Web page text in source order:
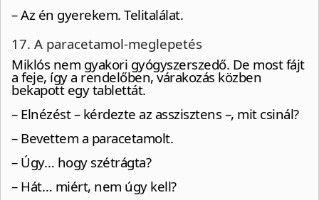
– Az én gyerekem. Telitalálat.
17. A paracetamol-meglepetés
Miklós nem gyakori gyógyszerszedő. De most fájt
a feje, így a rendelőben, várakozás közben
bekapott egy tablettát.
– Elnézést – kérdezte az asszisztens –, mit csinál?
– Bevettem a paracetamolt.
– Úgy… hogy szétrágta?
– Hát… miért, nem úgy kell?